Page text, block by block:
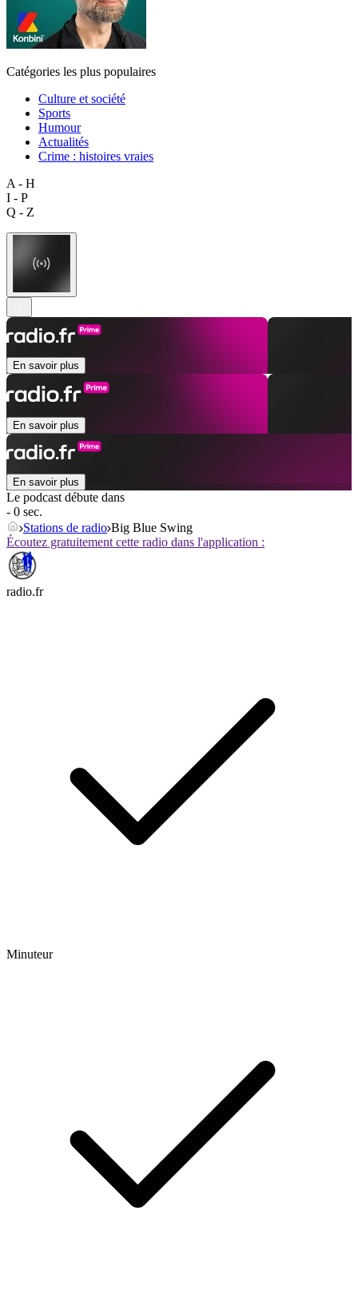
Catégories les plus populaires
Culture et société
Sports
Humour
Actualités
Crime : histoires vraies
A - H
I - P
Q - Z
En savoir plus
En savoir plus
En savoir plus
Le podcast débute dans
- 0 sec.
Stations de radio Big Blue Swing
Écoutez gratuitement cette radio dans l'application :
radio.fr
Minuteur